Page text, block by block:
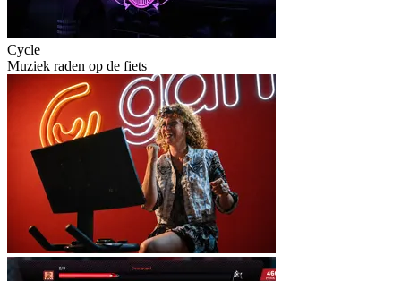
Cycle
Muziek raden op de fiets